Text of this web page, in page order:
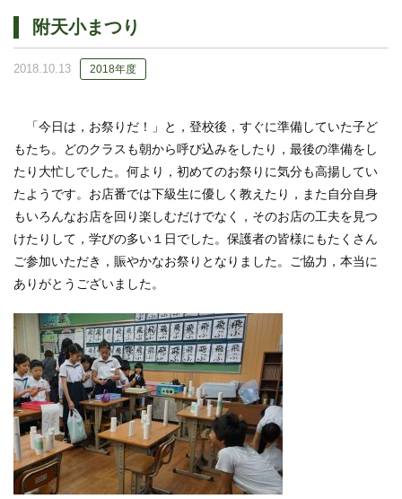
附天小まつり
2018.10.13 2018年度
「今日は，お祭りだ！」と，登校後，すぐに準備していた子ど
もたち。どのクラスも朝から呼び込みをしたり，最後の準備をし
たり大忙しでした。何より，初めてのお祭りに気分も高揚してい
たようです。お店番では下級生に優しく教えたり，また自分自身
もいろんなお店を回り楽しむだけでなく，そのお店の工夫を見つ
けたりして，学びの多い１日でした。保護者の皆様にもたくさん
ご参加いただき，賑やかなお祭りとなりました。ご協力，本当に
ありがとうございました。